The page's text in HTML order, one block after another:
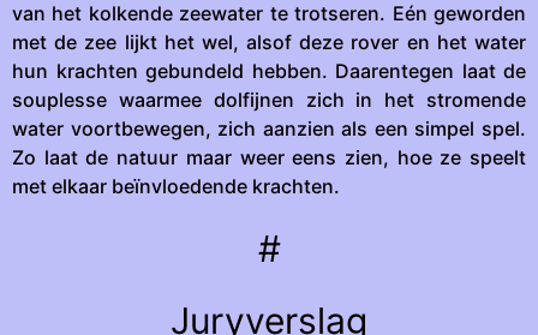
van het kolkende zeewater te trotseren. Eén geworden
met de zee lijkt het wel, alsof deze rover en het water
hun krachten gebundeld hebben. Daarentegen laat de
souplesse waarmee dolfijnen zich in het stromende
water voortbewegen, zich aanzien als een simpel spel.
Zo laat de natuur maar weer eens zien, hoe ze speelt
met elkaar beïnvloedende krachten.
#
Juryverslag